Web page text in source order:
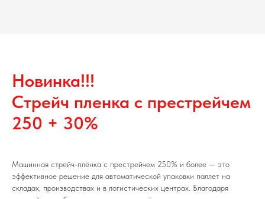
Новинка!!!
Стрейч пленка с престрейчем
250 + 30%
Машинная стрейч-плёнка с престрейчем 250% и более — это
эффективное решение для автоматической упаковки паллет на
складах, производствах и в логистических центрах. Благодаря